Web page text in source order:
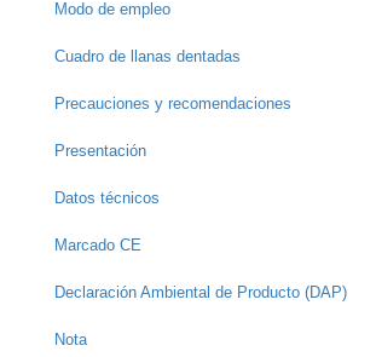
Modo de empleo
Cuadro de llanas dentadas
Precauciones y recomendaciones
Presentación
Datos técnicos
Marcado CE
Declaración Ambiental de Producto (DAP)
Nota